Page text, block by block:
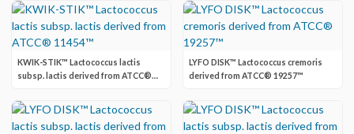
KWIK-STIK™ Lactococcus lactis
subsp. lactis derived from ATCC®
LYFO DISK™ Lactococcus cremoris
derived from ATCC® 19257™